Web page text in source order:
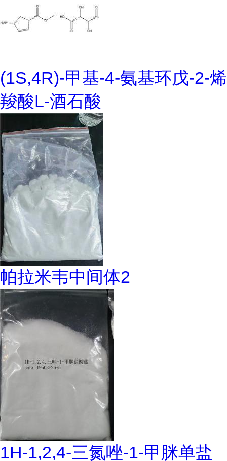
(1S,4R)-甲基-4-氨基环戊-2-烯
羧酸L-酒石酸
帕拉米韦中间体2
1H-1,2,4-三氮唑-1-甲脒单盐